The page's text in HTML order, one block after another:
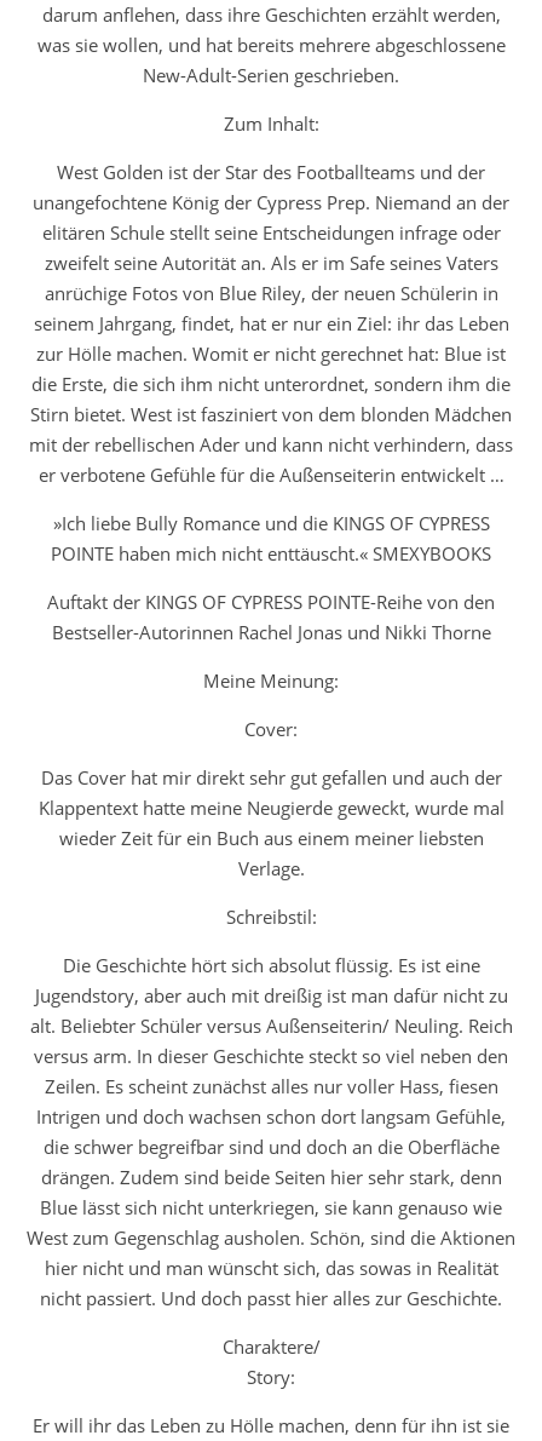
darum anflehen, dass ihre Geschichten erzählt werden,
was sie wollen, und hat bereits mehrere abgeschlossene
New-Adult-Serien geschrieben.
Zum Inhalt:
West Golden ist der Star des Footballteams und der
unangefochtene König der Cypress Prep. Niemand an der
elitären Schule stellt seine Entscheidungen infrage oder
zweifelt seine Autorität an. Als er im Safe seines Vaters
anrüchige Fotos von Blue Riley, der neuen Schülerin in
seinem Jahrgang, findet, hat er nur ein Ziel: ihr das Leben
zur Hölle machen. Womit er nicht gerechnet hat: Blue ist
die Erste, die sich ihm nicht unterordnet, sondern ihm die
Stirn bietet. West ist fasziniert von dem blonden Mädchen
mit der rebellischen Ader und kann nicht verhindern, dass
er verbotene Gefühle für die Außenseiterin entwickelt …
»Ich liebe Bully Romance und die KINGS OF CYPRESS
POINTE haben mich nicht enttäuscht.« SMEXYBOOKS
Auftakt der KINGS OF CYPRESS POINTE-Reihe von den
Bestseller-Autorinnen Rachel Jonas und Nikki Thorne
Meine Meinung:
Cover:
Das Cover hat mir direkt sehr gut gefallen und auch der
Klappentext hatte meine Neugierde geweckt, wurde mal
wieder Zeit für ein Buch aus einem meiner liebsten
Verlage.
Schreibstil:
Die Geschichte hört sich absolut flüssig. Es ist eine
Jugendstory, aber auch mit dreißig ist man dafür nicht zu
alt. Beliebter Schüler versus Außenseiterin/ Neuling. Reich
versus arm. In dieser Geschichte steckt so viel neben den
Zeilen. Es scheint zunächst alles nur voller Hass, fiesen
Intrigen und doch wachsen schon dort langsam Gefühle,
die schwer begreifbar sind und doch an die Oberfläche
drängen. Zudem sind beide Seiten hier sehr stark, denn
Blue lässt sich nicht unterkriegen, sie kann genauso wie
West zum Gegenschlag ausholen. Schön, sind die Aktionen
hier nicht und man wünscht sich, das sowas in Realität
nicht passiert. Und doch passt hier alles zur Geschichte.
Charaktere/
Story:
Er will ihr das Leben zu Hölle machen, denn für ihn ist sie